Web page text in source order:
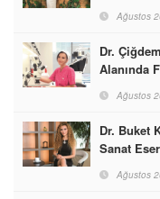
Ağustos
Dr.
Alanında
Ağustos
Dr. Buket
Sanat
Ağustos